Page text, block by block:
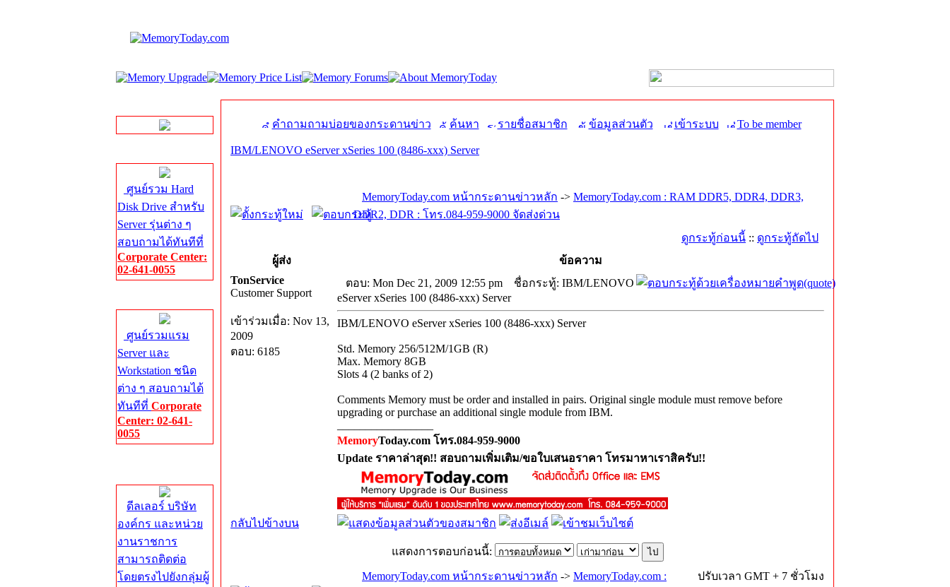
ศูนย์รวม Hard
Disk Drive สำหรับ
Server รุ่นต่าง ๆ
สอบถามได้ทันทีที่
Corporate Center:
02-641-0055
ศูนย์รวมแรม
Server และ
Workstation ชนิด
ต่าง ๆ สอบถามได้
ทันทีที่ Corporate
Center: 02-641-
0055
ดีลเลอร์ บริษัท
องค์กร และหน่วย
งานราชการ
สามารถติดต่อ
โดยตรงไปยังกลุ่มผู้
คำถามถามบ่อยของกระดานข่าว ค้นหา รายชื่อสมาชิก ข้อมูลส่วนตัว เข้าระบบ To be member
IBM/LENOVO eServer xSeries 100 (8486-xxx) Server
MemoryToday.com หน้ากระดานข่าวหลัก -> MemoryToday.com : RAM DDR5, DDR4, DDR3,
DDR2, DDR : โทร.084-959-9000 จัดส่งด่วน
ดูกระทู้ก่อนนี้ :: ดูกระทู้ถัดไป
ผู้ส่ง
ข้อความ
TonService
Customer Support
เข้าร่วมเมื่อ: Nov 13,
2009
ตอบ: 6185
ตอบ: Mon Dec 21, 2009 12:55 pm
ชื่อกระทู้: IBM/LENOVO
eServer xSeries 100 (8486-xxx) Server
IBM/LENOVO eServer xSeries 100 (8486-xxx) Server
Std. Memory 256/512M/1GB (R)
Max. Memory 8GB
Slots 4 (2 banks of 2)
Comments Memory must be order and installed in pairs. Original single module must remove before
upgrading or purchase an additional single module from IBM.
MemoryToday.com โทร.084-959-9000
Update ราคาล่าสุด!! สอบถามเพิ่มเติม/ขอใบเสนอราคา โทรมาหาเราสิครับ!!
กลับไปข้างบน
แสดงการตอบก่อนนี้:
MemoryToday.com หน้ากระดานข่าวหลัก -> MemoryToday.com :
ปรับเวลา GMT + 7 ชั่วโมง